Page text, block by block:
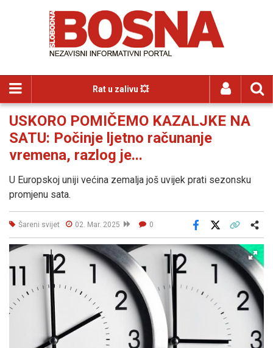
Rat u zalivu 💥
USKORO POMIČEMO KAZALJKE NA
SATU: Počinje ljetno računanje
vremena, razlog je...
U Europskoj uniji većina zemalja još uvijek prati sezonsku
promjenu sata.
Šareni svijet 02. Mar. 2025 0
Facebook